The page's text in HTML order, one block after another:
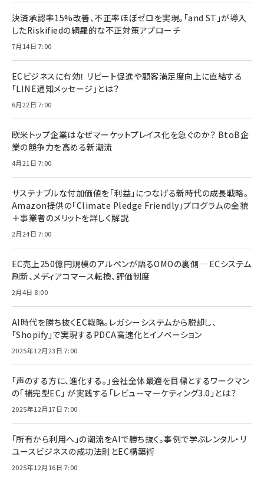
決済承認率15%改善、不正率ほぼゼロを実現。「and ST」が導入
したRiskifiedの網羅的な不正対策アプローチ
7月14日 7:00
ECビジネスに有効！ リピート促進や顧客満足度向上に直結する
「LINE通知メッセージ」とは？
6月22日 7:00
欧米トップ企業はなぜマーケットプレイス化を急ぐのか？ BtoB企
業の競争力を高める新潮流
4月21日 7:00
サステナブルな付加価値を「利益」につなげる新時代の成長戦略。
Amazon提供の「Climate Pledge Friendly」プログラムの全貌
＋事業者のメリットを詳しく解説
2月24日 7:00
EC売上250億円規模のアルペンが語るOMOの裏側 ―ECシステム
刷新、メディアコマース転換、評価制度
2月4日 8:00
AI時代を勝ち抜くEC戦略。レガシーシステムから脱却し、
「Shopify」で実現するPDCA高速化とイノベーション
2025年12月23日 7:00
「声のする方に、進化する。」会社全体最適を目標とするワークマン
の「補完型EC」 が実践する「レビューマーケティング3.0」とは？
2025年12月17日 7:00
「所有から利用へ」の潮流をAIで勝ち抜く。事例で学ぶレンタル・リ
ユースビジネスの成功法則とEC構築術
2025年12月16日 7:00